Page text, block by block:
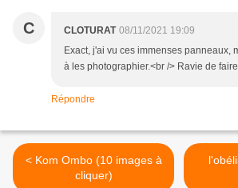
C CLOTURAT 08/11/2021 19:09
Exact, j'ai vu ces immenses panneaux,
à les photographier.<br /> Ravie de
Répondre
< Kom Ombo (10 images à
cliquer)